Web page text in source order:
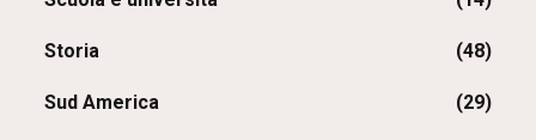
Storia (48)
Sud America (29)